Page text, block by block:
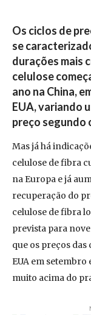
Os ciclos de
se
durações mais
celulose
ano na China,
EUA, variando
preço segundo
Mas já há
celulose de fibra
na Europa e já
recuperação do
celulose de fibra
prevista para
que os preços
EUA em setembro
muito acima do